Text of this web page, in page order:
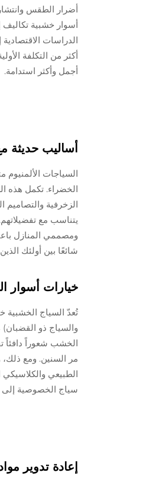
أضرار الطقس
أسوار خشبية
أكثر من التكلفة
أجمل وأكثر استدامة.
أساليب حديثة
السياجات الألمنيوم
الخضراء. تكمل هذه
الزخرفية والتصاميم
يتناسب مع
ومصممي المنازل
شائعًا بين أولئك
خيارات أسوار
تُعدّ السياج الخشبية
والسياج ذو
الخشب شعوراً دافئاً
مر السنين. ومع
الطبيعي
سياج الخصوصية إلى
إعادة تدوير